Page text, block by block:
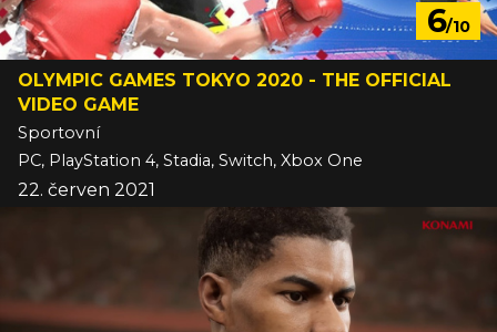
6/10
OLYMPIC GAMES TOKYO 2020 - THE OFFICIAL
VIDEO GAME
Sportovní
PC, PlayStation 4, Stadia, Switch, Xbox One
22. červen 2021